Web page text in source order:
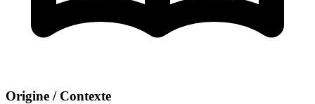
Origine / Contexte